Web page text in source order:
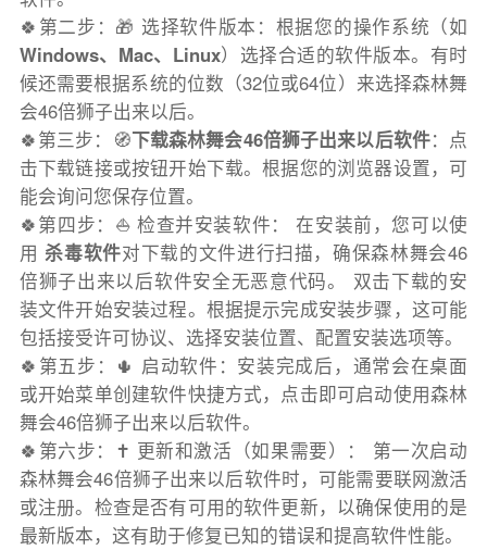
🍀第二步：🎁 选择软件版本：根据您的操作系统（如
Windows、Mac、Linux）选择合适的软件版本。有时
候还需要根据系统的位数（32位或64位）来选择森林舞
会46倍狮子出来以后。
🍀第三步：🧭下载森林舞会46倍狮子出来以后软件：点
击下载链接或按钮开始下载。根据您的浏览器设置，可
能会询问您保存位置。
🍀第四步：⛵️ 检查并安装软件： 在安装前，您可以使
用杀毒软件对下载的文件进行扫描，确保森林舞会46
倍狮子出来以后软件安全无恶意代码。 双击下载的安
装文件开始安装过程。根据提示完成安装步骤，这可能
包括接受许可协议、选择安装位置、配置安装选项等。
🍀第五步：🌵 启动软件：安装完成后，通常会在桌面
或开始菜单创建软件快捷方式，点击即可启动使用森林
舞会46倍狮子出来以后软件。
🍀第六步：✝️ 更新和激活（如果需要）： 第一次启动
森林舞会46倍狮子出来以后软件时，可能需要联网激活
或注册。检查是否有可用的软件更新，以确保使用的是
最新版本，这有助于修复已知的错误和提高软件性能。